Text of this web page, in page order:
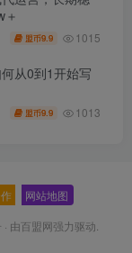
盟币9.9 1015
从0到1开始写
盟币9.9 1013
网站地图
· 由百盟网强力驱动.